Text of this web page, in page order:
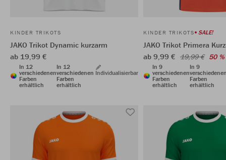
KINDER TRIKOTS
JAKO Trikot Dynamic kurzarm
ab 19,99 €
In 12
verschiedenen
Farben
erhältlich
In 12
verschiedenen
Farben
erhältlich
Individualisierbar
KINDER TRIKOTS SALE!
JAKO Trikot Primera
ab 9,99 € 19,99 € 50 %
In 9
verschiedenen
Farben
erhältlich
In 9
Farben
erhältlich